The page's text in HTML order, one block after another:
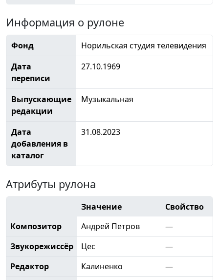
Информация о рулоне
Фонд
Норильская студия телевидения
Дата
переписи
27.10.1969
Выпускающие
редакции
Музыкальная
Дата
добавления в
каталог
31.08.2023
Атрибуты рулона
Значение
Свойство
Композитор
Андрей Петров
—
Звукорежиссёр
Цес
—
Редактор
Калиненко
—